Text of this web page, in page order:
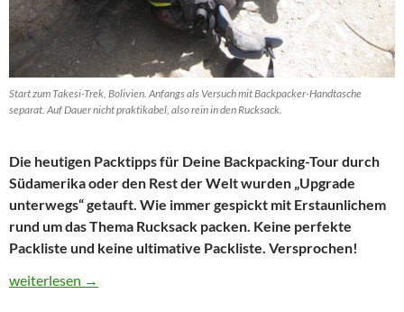
Start zum Takesi-Trek, Bolivien. Anfangs als Versuch mit Backpacker-Handtasche
separat. Auf Dauer nicht praktikabel, also rein in den Rucksack.
Die heutigen Packtipps für Deine Backpacking-Tour durch
Südamerika oder den Rest der Welt wurden „Upgrade
unterwegs“ getauft. Wie immer gespickt mit Erstaunlichem
rund um das Thema Rucksack packen. Keine perfekte
Packliste und keine ultimative Packliste. Versprochen!
Packliste Südamerika: Keine ultimative Packliste – meine
weiterlesen →